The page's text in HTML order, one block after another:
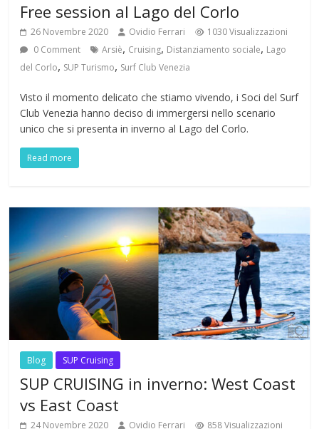
Free session al Lago del Corlo
26 Novembre 2020 Ovidio Ferrari
1030 Visualizzazioni
0 Comment
Arsiè, Cruising, Distanziamento sociale, Lago
del Corlo, SUP Turismo, Surf Club Venezia
Visto il momento delicato che stiamo vivendo, i Soci del Surf
Club Venezia hanno deciso di immergersi nello scenario
unico che si presenta in inverno al Lago del Corlo.
Read more
Blog SUP Cruising
SUP CRUISING in inverno: West Coast
vs East Coast
24 Novembre 2020 Ovidio Ferrari 858 Visualizzazioni